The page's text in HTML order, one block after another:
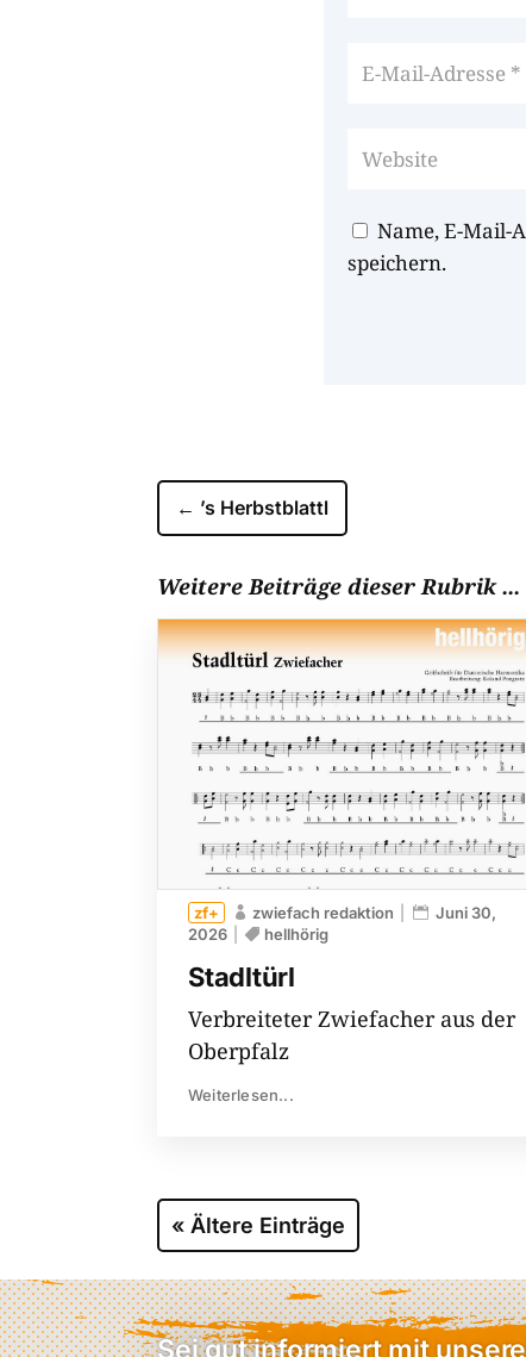
Name, E-Mail-
speichern.
← ’s Herbstblattl
Weitere Beiträge dieser Rubrik ...
Stadltürl
zwiefach redaktion
Juni 30,
2026
hellhörig
Verbreiteter Zwiefacher aus der
Oberpfalz
Weiterlesen...
« Ältere Einträge
Sei gut informiert mit